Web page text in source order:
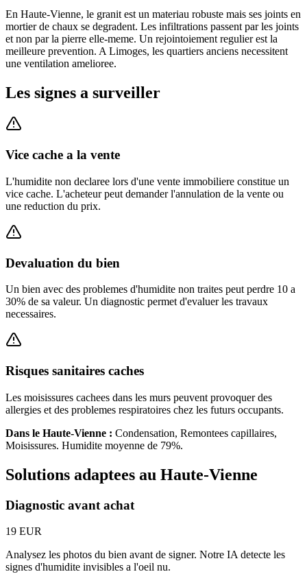
En Haute-Vienne, le granit est un materiau robuste mais ses joints en
mortier de chaux se degradent. Les infiltrations passent par les joints
et non par la pierre elle-meme. Un rejointoiement regulier est la
meilleure prevention. A Limoges, les quartiers anciens necessitent
une ventilation amelioree.
Les signes a surveiller
Vice cache a la vente
L'humidite non declaree lors d'une vente immobiliere constitue un
vice cache. L'acheteur peut demander l'annulation de la vente ou
une reduction du prix.
Devaluation du bien
Un bien avec des problemes d'humidite non traites peut perdre 10 a
30% de sa valeur. Un diagnostic permet d'evaluer les travaux
necessaires.
Risques sanitaires caches
Les moisissures cachees dans les murs peuvent provoquer des
allergies et des problemes respiratoires chez les futurs occupants.
Dans le Haute-Vienne : Condensation, Remontees capillaires,
Moisissures. Humidite moyenne de 79%.
Solutions adaptees au Haute-Vienne
Diagnostic avant achat
19 EUR
Analysez les photos du bien avant de signer. Notre IA detecte les
signes d'humidite invisibles a l'oeil nu.